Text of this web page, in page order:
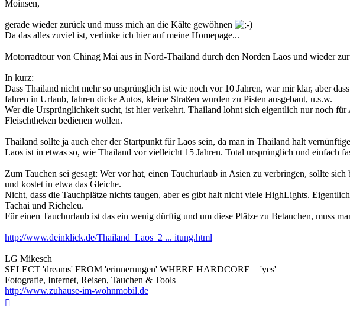
Moinsen,
gerade wieder zurück und muss mich an die Kälte gewöhnen
Da das alles zuviel ist, verlinke ich hier auf meine Homepage...
Motorradtour von Chinag Mai aus in Nord-Thailand durch den Norden Laos und wieder
In kurz:
Dass Thailand nicht mehr so ursprünglich ist wie noch vor 10 Jahren, war mir klar, aber
fahren in Urlaub, fahren dicke Autos, kleine Straßen wurden zu Pisten ausgebaut, u.s.w.
Wer die Ursprünglichkeit sucht, ist hier verkehrt. Thailand lohnt sich eigentlich nur noch
Fleischtheken bedienen wollen.
Thailand sollte ja auch eher der Startpunkt für Laos sein, da man in Thailand halt
Laos ist in etwas so, wie Thailand vor vielleicht 15 Jahren. Total ursprünglich und einfach
Zum Tauchen sei gesagt: Wer vor hat, einen Tauchurlaub in Asien zu verbringen, sollte
und kostet in etwa das Gleiche.
Nicht, dass die Tauchplätze nichts taugen, aber es gibt halt nicht viele HighLights.
Tachai und Richeleu.
Für einen Tauchurlaub ist das ein wenig dürftig und um diese Plätze zu Betauchen, muss
http://www.deinklick.de/Thailand_Laos_2 ... itung.html
LG Mikesch
SELECT 'dreams' FROM 'erinnerungen' WHERE HARDCORE = 'yes'
Fotografie, Internet, Reisen, Tauchen & Tools
http://www.zuhause-im-wohnmobil.de